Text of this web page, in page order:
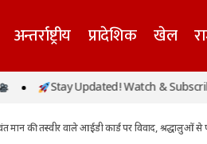
अन्तर्राष्ट्रीय प्रादेशिक खेल
में रचा इतिहास,
बनने से कुछ
पंजाब
स्वर्ण
Stay Updated! Watch & Subscribe to
मान की तस्वीर वाले आईडी कार्ड पर विवाद, श्रद्धालुओं से